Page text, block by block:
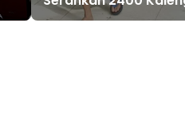
Bantuan Makanan